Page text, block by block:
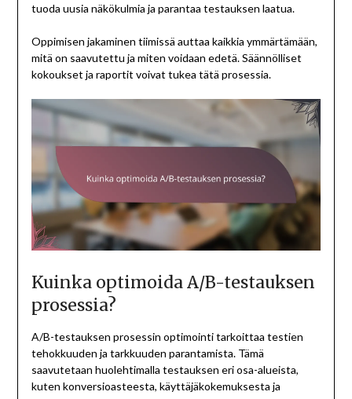
tuoda uusia näkökulmia ja parantaa testauksen laatua.
Oppimisen jakaminen tiimissä auttaa kaikkia ymmärtämään,
mitä on saavutettu ja miten voidaan edetä. Säännölliset
kokoukset ja raportit voivat tukea tätä prosessia.
Kuinka optimoida A/B-testauksen
prosessia?
A/B-testauksen prosessin optimointi tarkoittaa testien
tehokkuuden ja tarkkuuden parantamista. Tämä
saavutetaan huolehtimalla testauksen eri osa-alueista,
kuten konversioasteesta, käyttäjäkokemuksesta ja